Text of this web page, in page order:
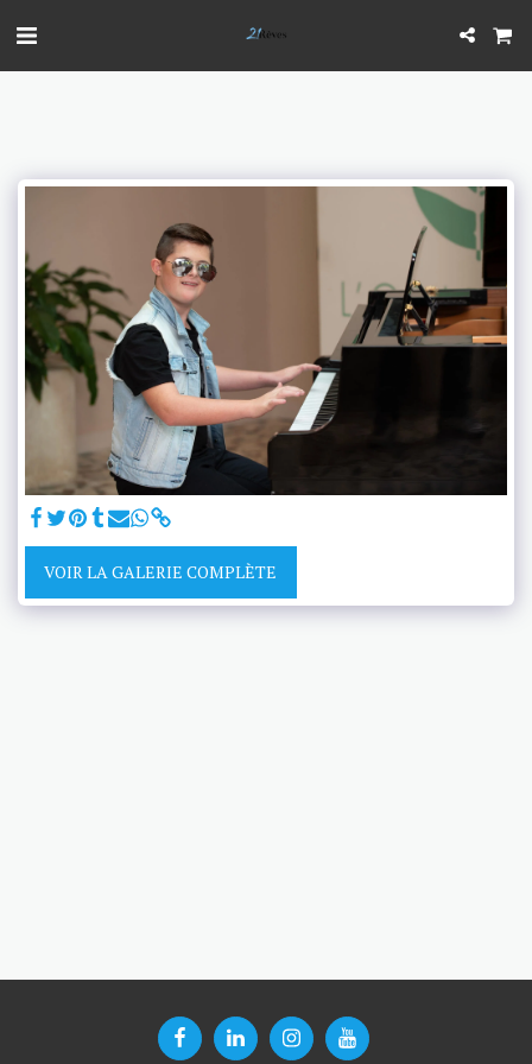
VOIR LA GALERIE COMPLÈTE